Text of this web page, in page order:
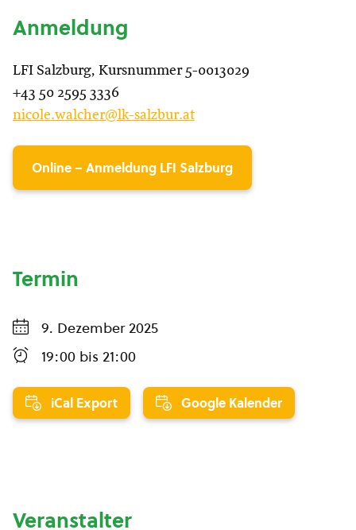
Anmeldung
LFI Salzburg, Kursnummer 5-0013029
+43 50 2595 3336
nicole.walcher@lk-salzbur.at
Online – Anmeldung LFI Salzburg
Termin
9. Dezember 2025
19:00 bis 21:00
iCal Export Google Kalender
Veranstalter